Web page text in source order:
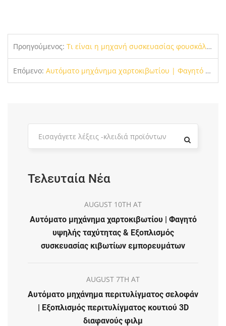
Προηγούμενος: Τι είναι η μηχανή συσκευασίας φουσκάλων;
Επόμενο: Αυτόματο μηχάνημα χαρτοκιβωτίου | Φαγητό υψηλής ταχύτητας & Εξοπλισμός συσκευασίας κιβωτίων εμπορευμάτων
Τελευταία Νέα
AUGUST 10TH AT
Αυτόματο μηχάνημα χαρτοκιβωτίου | Φαγητό
υψηλής ταχύτητας & Εξοπλισμός
συσκευασίας κιβωτίων εμπορευμάτων
AUGUST 7TH AT
Αυτόματο μηχάνημα περιτυλίγματος σελοφάν
| Εξοπλισμός περιτυλίγματος κουτιού 3D
διαφανούς φιλμ